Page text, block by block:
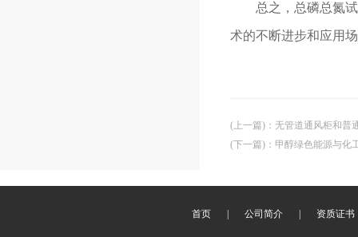
总之，总磷总氮试
术的不断进步和应用
(上一篇) ： 无管道通风柜和普
(下一篇) ： 甲醇绿色能源与化
首页 公司简介 资质证书